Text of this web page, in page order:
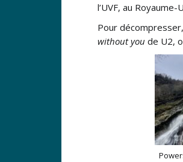
l’UVF, au
Pour
without you de U2,